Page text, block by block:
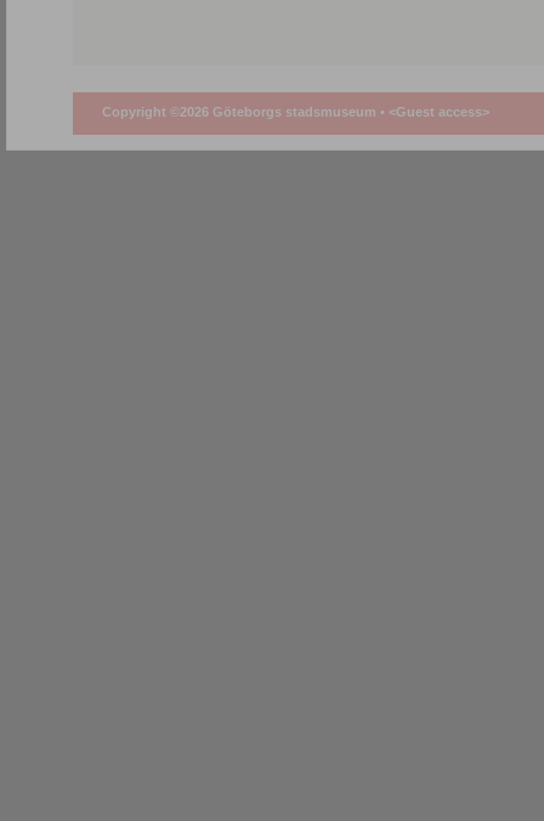
Copyright ©2026 Göteborgs stadsmuseum • <Guest access>